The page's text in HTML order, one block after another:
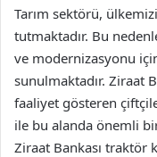
Tarım sektörü,
tutmaktadır. Bu
ve modernizasyonu
sunulmaktadır. Ziraat
faaliyet gösteren
ile bu alanda önemli
Ziraat Bankası traktör